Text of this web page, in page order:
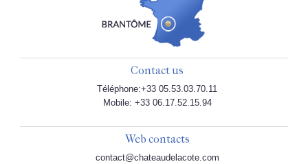
Contact us
Téléphone:+33 05.53.03.70.11
Mobile: +33 06.17.52.15.94
Web contacts
contact@chateaudelacote.com